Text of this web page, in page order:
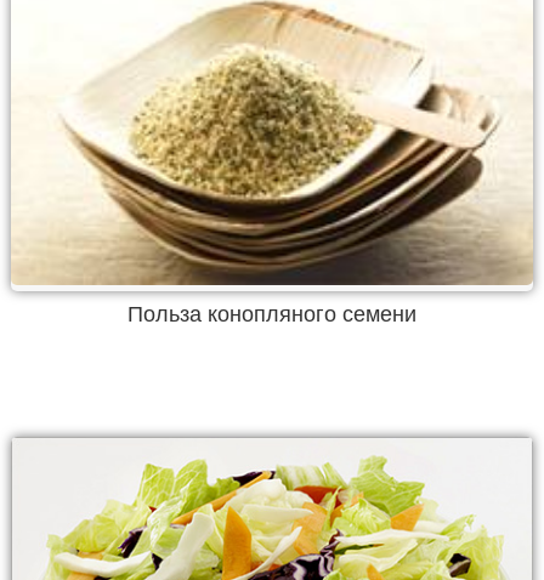
Польза конопляного семени